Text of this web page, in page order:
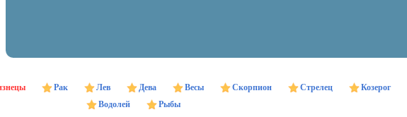
Рак Лев Дева Весы Скорпион Стрелец
Козерог
Водолей
Рыбы